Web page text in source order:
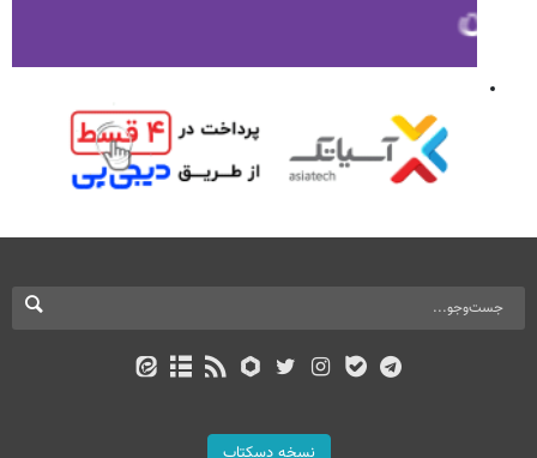
نسخه دسکتاپ